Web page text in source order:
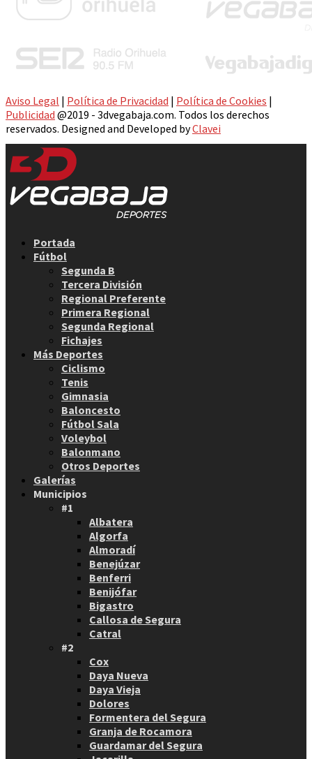
Aviso Legal | Política de Privacidad | Política de Cookies |
Publicidad @2019 - 3dvegabaja.com. Todos los derechos
reservados. Designed and Developed byClavei
Portada
Fútbol
Segunda B
Tercera División
Regional Preferente
Primera Regional
Segunda Regional
Fichajes
Más Deportes
Ciclismo
Tenis
Gimnasia
Baloncesto
Fútbol Sala
Voleybol
Balonmano
Otros Deportes
Galerías
Municipios
#1
Albatera
Algorfa
Almoradí
Benejúzar
Benferri
Benijófar
Bigastro
Callosa de Segura
Catral
#2
Cox
Daya Nueva
Daya Vieja
Dolores
Formentera del Segura
Granja de Rocamora
Guardamar del Segura